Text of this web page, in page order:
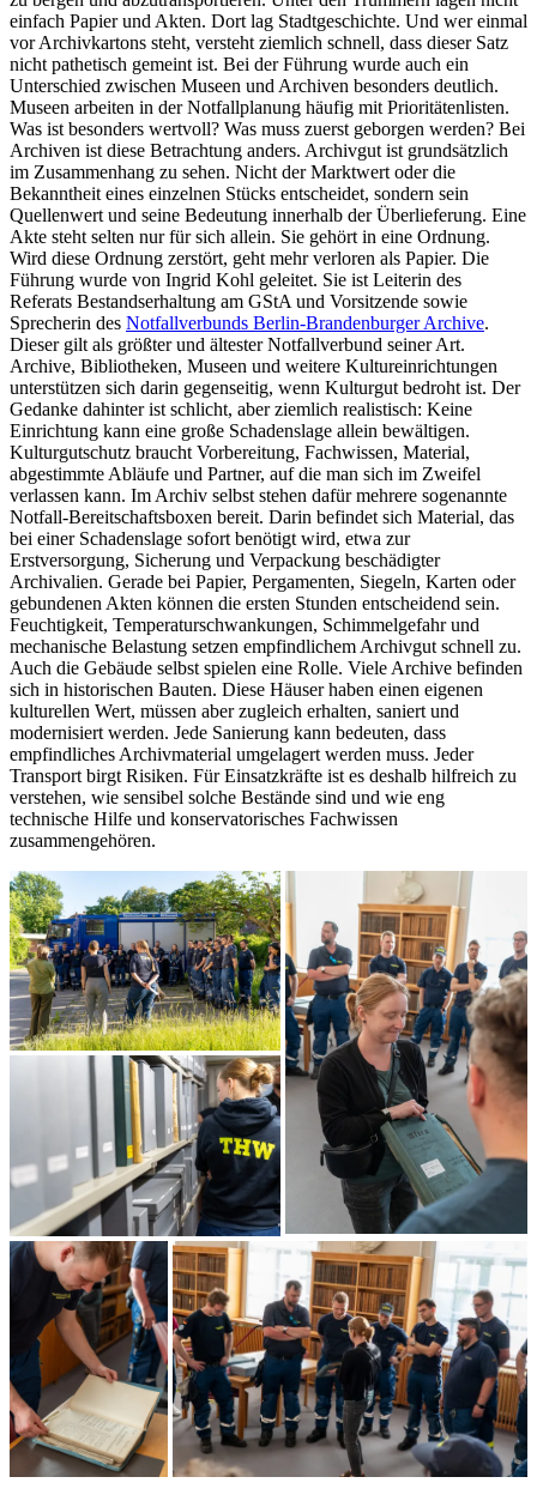
einfach Papier und Akten. Dort lag Stadtgeschichte. Und wer einmal
vor Archivkartons steht, versteht ziemlich schnell, dass dieser Satz
nicht pathetisch gemeint ist. Bei der Führung wurde auch ein
Unterschied zwischen Museen und Archiven besonders deutlich.
Museen arbeiten in der Notfallplanung häufig mit Prioritätenlisten.
Was ist besonders wertvoll? Was muss zuerst geborgen werden? Bei
Archiven ist diese Betrachtung anders. Archivgut ist grundsätzlich
im Zusammenhang zu sehen. Nicht der Marktwert oder die
Bekanntheit eines einzelnen Stücks entscheidet, sondern sein
Quellenwert und seine Bedeutung innerhalb der Überlieferung. Eine
Akte steht selten nur für sich allein. Sie gehört in eine Ordnung.
Wird diese Ordnung zerstört, geht mehr verloren als Papier. Die
Führung wurde von Ingrid Kohl geleitet. Sie ist Leiterin des
Referats Bestandserhaltung am GStA und Vorsitzende sowie
Sprecherin des Notfallverbunds Berlin-Brandenburger Archive.
Dieser gilt als größter und ältester Notfallverbund seiner Art.
Archive, Bibliotheken, Museen und weitere Kultureinrichtungen
unterstützen sich darin gegenseitig, wenn Kulturgut bedroht ist. Der
Gedanke dahinter ist schlicht, aber ziemlich realistisch: Keine
Einrichtung kann eine große Schadenslage allein bewältigen.
Kulturgutschutz braucht Vorbereitung, Fachwissen, Material,
abgestimmte Abläufe und Partner, auf die man sich im Zweifel
verlassen kann. Im Archiv selbst stehen dafür mehrere sogenannte
Notfall-Bereitschaftsboxen bereit. Darin befindet sich Material, das
bei einer Schadenslage sofort benötigt wird, etwa zur
Erstversorgung, Sicherung und Verpackung beschädigter
Archivalien. Gerade bei Papier, Pergamenten, Siegeln, Karten oder
gebundenen Akten können die ersten Stunden entscheidend sein.
Feuchtigkeit, Temperaturschwankungen, Schimmelgefahr und
mechanische Belastung setzen empfindlichem Archivgut schnell zu.
Auch die Gebäude selbst spielen eine Rolle. Viele Archive befinden
sich in historischen Bauten. Diese Häuser haben einen eigenen
kulturellen Wert, müssen aber zugleich erhalten, saniert und
modernisiert werden. Jede Sanierung kann bedeuten, dass
empfindliches Archivmaterial umgelagert werden muss. Jeder
Transport birgt Risiken. Für Einsatzkräfte ist es deshalb hilfreich zu
verstehen, wie sensibel solche Bestände sind und wie eng
technische Hilfe und konservatorisches Fachwissen
zusammengehören.